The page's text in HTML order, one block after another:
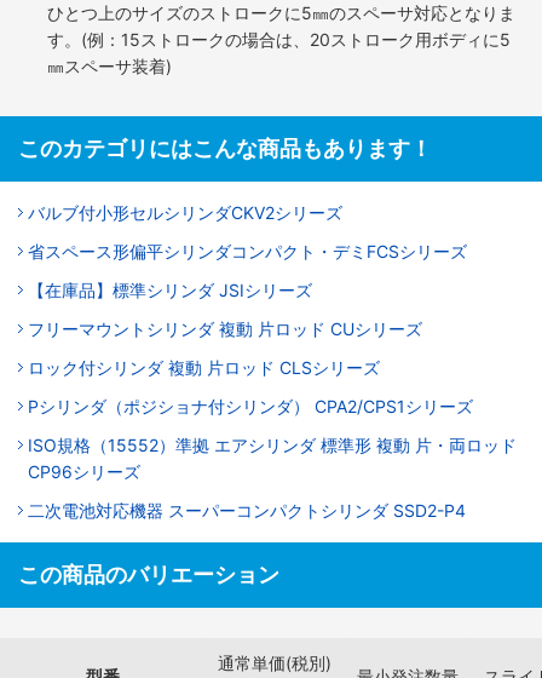
ひとつ上のサイズのストロークに5㎜のスペーサ対応となりま
す。(例：15ストロークの場合は、20ストローク用ボディに5
㎜スペーサ装着)
このカテゴリにはこんな商品もあります！
バルブ付小形セルシリンダCKV2シリーズ
省スペース形偏平シリンダコンパクト・デミFCSシリーズ
【在庫品】標準シリンダ JSIシリーズ
フリーマウントシリンダ 複動 片ロッド CUシリーズ
ロック付シリンダ 複動 片ロッド CLSシリーズ
Pシリンダ（ポジショナ付シリンダ） CPA2/CPS1シリーズ
ISO規格（15552）準拠 エアシリンダ 標準形 複動 片・両ロッド
CP96シリーズ
二次電池対応機器 スーパーコンパクトシリンダ SSD2-P4
この商品のバリエーション
通常単価(税別)